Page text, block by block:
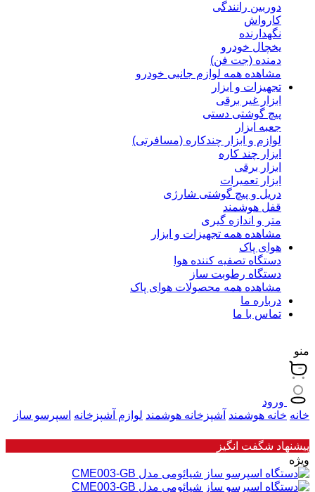
دوربین رانندگی
کارواش
نگهدارنده
یخچال خودرو
دمنده (جت فن)
مشاهده همه لوازم جانبی خودرو
تجهیزات و ابزار
ابزار غیر برقی
پیچ گوشتی دستی
جعبه ابزار
لوازم و ابزار چندکاره (مسافرتی)
ابزار چند کاره
ابزار برقی
ابزار تعمیرات
دریل و پیچ گوشتی شارژی
قفل هوشمند
متر و اندازه گیری
مشاهده همه تجهیزات و ابزار
هوای پاک
دستگاه تصفیه کننده هوا
دستگاه رطوبت ساز
مشاهده همه محصولات هوای پاک
درباره ما
تماس با ما
منو
ورود
خانه خانه هوشمند آشپزخانه هوشمند لوازم آشپزخانه اسپرسو ساز
پیشنهاد شگفت انگیز
ویژه